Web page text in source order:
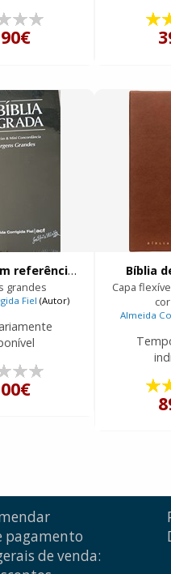
Bíblia ACF com referências e mini concordância
grandes
Fiel (Autor)
Bíblia
Capa
Almeida
pagamento
de venda: